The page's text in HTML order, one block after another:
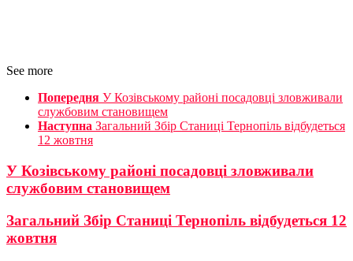
See more
Попередня У Козівському районі посадовці зловживали
службовим становищем
Наступна Загальний Збір Станиці Тернопіль відбудеться
12 жовтня
У Козівському районі посадовці зловживали
службовим становищем
Загальний Збір Станиці Тернопіль відбудеться 12
жовтня